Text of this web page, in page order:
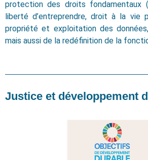
protection des droits fondamentaux
liberté d’entreprendre, droit à la vie
propriété et exploitation des
mais aussi de la redéfinition de la
Justice et développement